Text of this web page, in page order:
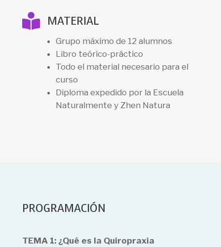
 MATERIAL
Grupo máximo de 12 alumnos
Libro teórico-práctico
Todo el material necesario para el
curso
Diploma expedido por la Escuela
Naturalmente y Zhen Natura
PROGRAMACIÓN
TEMA 1: ¿Qué es la Quiropraxia